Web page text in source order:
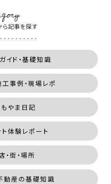
ら記事を探す
イド・基礎知識
事例・現場レポ
もやま日記
体験レポート
・街・場所
動産の基礎知識